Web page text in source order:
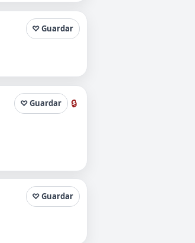
♡ Guardar
♡ Guardar 🔒
♡ Guardar